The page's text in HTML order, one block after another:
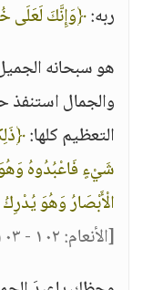
ربه:﴿وَإِنَّكَ لَعَلَى
هو سبحانه
والجمال استنفذ
التعظيم كلها:
شَيْءٍ فَاعْبُدُوهُ
الْأَبْصَارُ وَهُوَ
[الأنعام: ١٠٢ - ١٠٣]